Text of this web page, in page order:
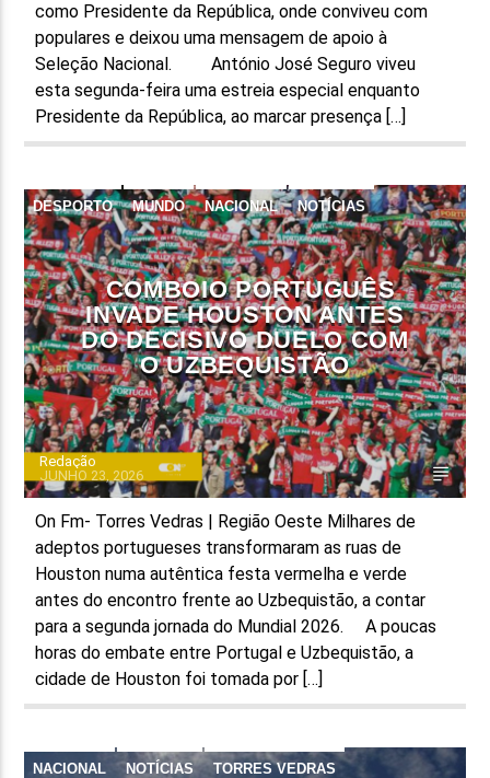
como Presidente da República, onde conviveu com
populares e deixou uma mensagem de apoio à
Seleção Nacional. António José Seguro viveu
esta segunda-feira uma estreia especial enquanto
Presidente da República, ao marcar presença […]
DESPORTO MUNDO NACIONAL NOTÍCIAS
COMBOIO PORTUGUÊS
INVADE HOUSTON ANTES
DO DECISIVO DUELO COM
O UZBEQUISTÃO
Redação
JUNHO 23, 2026
On Fm- Torres Vedras | Região Oeste Milhares de
adeptos portugueses transformaram as ruas de
Houston numa autêntica festa vermelha e verde
antes do encontro frente ao Uzbequistão, a contar
para a segunda jornada do Mundial 2026. A poucas
horas do embate entre Portugal e Uzbequistão, a
cidade de Houston foi tomada por […]
NACIONAL NOTÍCIAS TORRES VEDRAS